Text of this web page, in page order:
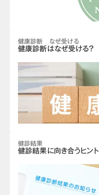
健康診断 なぜ受ける
健康診断はなぜ受ける？
健診結果
健診結果に向き合うヒント